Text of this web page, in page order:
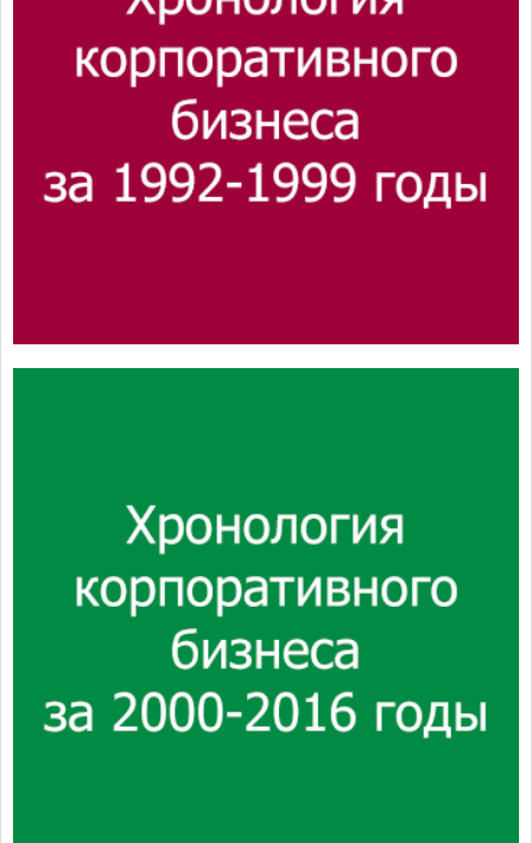
Хронология корпоративного
бизнеса за 1992-1999 годы
Хронология корпоративного
бизнеса за 2000-2016 годы